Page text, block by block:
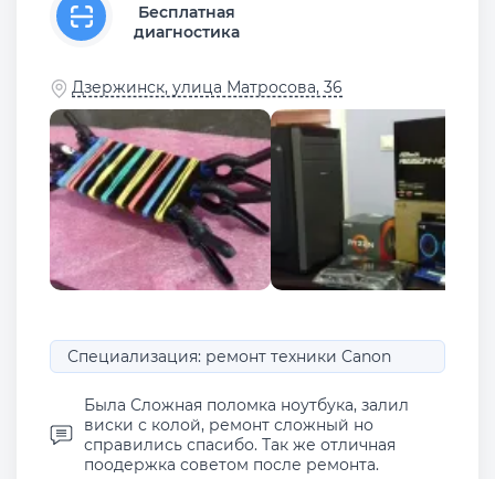
Бесплатная
диагностика
Дзержинск, улица Матросова, 36
Специализация: ремонт техники Canon
Была Сложная поломка ноутбука, залил
виски с колой, ремонт сложный но
справились спасибо. Так же отличная
поодержка советом после ремонта.